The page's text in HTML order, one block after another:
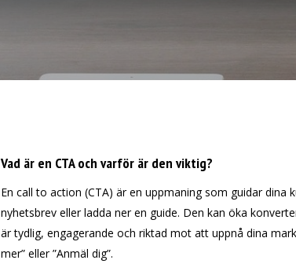
Vad är en CTA och varför är den viktig?
En call to action (CTA) är en uppmaning som guidar
nyhetsbrev eller ladda ner en guide. Den kan öka
är tydlig, engagerande och riktad mot att uppnå dina
mer” eller ”Anmäl dig”.